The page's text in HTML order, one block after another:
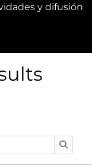
y difusión
Actividades